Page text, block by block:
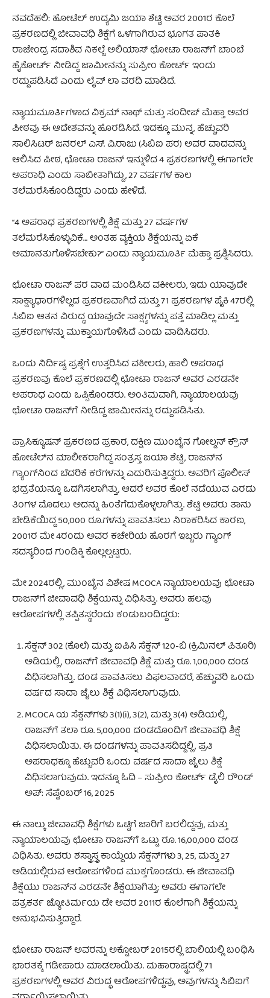
ನವದೆಹಲಿ: ಹೋಟೆಲ್ ಉದ್ಯಮಿ ಜಯಾ ಶೆಟ್ಟಿ ಅವರ 2001ರ ಕೊಲೆ
ಪ್ರಕರಣದಲ್ಲಿ ಜೀವಾವಧಿ ಶಿಕ್ಷೆಗೆ ಒಳಗಾಗಿರುವ ಭೂಗತ ಪಾತಕಿ
ರಾಜೇಂದ್ರ ಸದಾಶಿವ ನಿಕಲ್ಜೆ ಅಲಿಯಾಸ್ ಛೋಟಾ ರಾಜನ್‌ಗೆ ಬಾಂಬೆ
ಹೈಕೋರ್ಟ್ ನೀಡಿದ್ದ ಜಾಮೀನನ್ನು ಸುಪ್ರೀಂ ಕೋರ್ಟ್ ಇಂದು
ರದ್ದುಪಡಿಸಿದೆ ಎಂದು ಲೈವ್ ಲಾ ವರದಿ ಮಾಡಿದೆ.
ನ್ಯಾಯಮೂರ್ತಿಗಳಾದ ವಿಕ್ರಮ್ ನಾಥ್ ಮತ್ತು ಸಂದೀಪ್ ಮೆಹ್ತಾ ಅವರ
ಪೀಠವು ಈ ಆದೇಶವನ್ನು ಹೊರಡಿಸಿದೆ. ಇದಕ್ಕೂ ಮುನ್ನ, ಹೆಚ್ಚುವರಿ
ಸಾಲಿಸಿಟರ್ ಜನರಲ್ ಎಸ್‌. ವಿ.ರಾಜು (ಸಿಬಿಐ ಪರ) ಅವರ ವಾದವನ್ನು
ಆಲಿಸಿದ ಪೀಠ, ಛೋಟಾ ರಾಜನ್ ಇನ್ನುಳಿದ 4 ಪ್ರಕರಣಗಳಲ್ಲಿ ಈಗಾಗಲೇ
ಅಪರಾಧಿ ಎಂದು ಸಾಬೀತಾಗಿದ್ದು, 27 ವರ್ಷಗಳ ಕಾಲ
ತಲೆಮರೆಸಿಕೊಂಡಿದ್ದರು ಎಂದು ಹೇಳಿದೆ.
“4 ಅಪರಾಧ ಪ್ರಕರಣಗಳಲ್ಲಿ ಶಿಕ್ಷೆ ಮತ್ತು 27 ವರ್ಷಗಳ
ತಲೆಮರೆಸಿಕೊಳ್ಳುವಿಕೆ… ಅಂತಹ ವ್ಯಕ್ತಿಯ ಶಿಕ್ಷೆಯನ್ನು ಏಕೆ
ಅಮಾನತುಗೊಳಿಸಬೇಕು?” ಎಂದು ನ್ಯಾಯಮೂರ್ತಿ ಮೆಹ್ತಾ ಪ್ರಶ್ನಿಸಿದರು.
ಛೋಟಾ ರಾಜನ್ ಪರ ವಾದ ಮಂಡಿಸಿದ ವಕೀಲರು, ಇದು ಯಾವುದೇ
ಸಾಕ್ಷ್ಯಾಧಾರಗಳಿಲ್ಲದ ಪ್ರಕರಣವಾಗಿದೆ ಮತ್ತು 71 ಪ್ರಕರಣಗಳ ಪೈಕಿ 47ರಲ್ಲಿ
ಸಿಬಿಐ ಆತನ ವಿರುದ್ಧ ಯಾವುದೇ ಸಾಕ್ಷ್ಯಗಳನ್ನು ಪತ್ತೆ ಮಾಡಿಲ್ಲ ಮತ್ತು
ಪ್ರಕರಣಗಳನ್ನು ಮುಕ್ತಾಯಗೊಳಿಸಿದೆ ಎಂದು ವಾದಿಸಿದರು.
ಒಂದು ನಿರ್ದಿಷ್ಟ ಪ್ರಶ್ನೆಗೆ ಉತ್ತರಿಸಿದ ವಕೀಲರು, ಹಾಲಿ ಅಪರಾಧ
ಪ್ರಕರಣವು ಕೊಲೆ ಪ್ರಕರಣದಲ್ಲಿ ಛೋಟಾ ರಾಜನ್ ಅವರ ಎರಡನೇ
ಅಪರಾಧ ಎಂದು ಒಪ್ಪಿಕೊಂಡರು. ಅಂತಿಮವಾಗಿ, ನ್ಯಾಯಾಲಯವು
ಛೋಟಾ ರಾಜನ್‌ಗೆ ನೀಡಿದ್ದ ಜಾಮೀನನ್ನು ರದ್ದುಪಡಿಸಿತು.
ಪ್ರಾಸಿಕ್ಯೂಷನ್ ಪ್ರಕರಣದ ಪ್ರಕಾರ, ದಕ್ಷಿಣ ಮುಂಬೈನ ಗೋಲ್ಡನ್ ಕ್ರೌನ್
ಹೋಟೆಲ್‌ನ ಮಾಲೀಕರಾಗಿದ್ದ ಸಂತ್ರಸ್ತ ಜಯಾ ಶೆಟ್ಟಿ, ರಾಜನ್‌ನ
ಗ್ಯಾಂಗ್‌ನಿಂದ ಬೆದರಿಕೆ ಕರೆಗಳನ್ನು ಎದುರಿಸುತ್ತಿದ್ದರು. ಅವರಿಗೆ ಪೊಲೀಸ್
ಭದ್ರತೆಯನ್ನೂ ಒದಗಿಸಲಾಗಿತ್ತು, ಆದರೆ ಅವರ ಕೊಲೆ ನಡೆಯುವ ಎರಡು
ತಿಂಗಳ ಮೊದಲು ಅದನ್ನು ಹಿಂತೆಗೆದುಕೊಳ್ಳಲಾಗಿತ್ತು. ಶೆಟ್ಟಿ ಅವರು ತಾನು
ಬೇಡಿಕೆಯಿದ್ದ 50,000 ರೂ.ಗಳನ್ನು ಪಾವತಿಸಲು ನಿರಾಕರಿಸಿದ ಕಾರಣ,
2001ರ ಮೇ 4ರಂದು ಅವರ ಕಚೇರಿಯ ಹೊರಗೆ ಇಬ್ಬರು ಗ್ಯಾಂಗ್
ಸದಸ್ಯರಿಂದ ಗುಂಡಿಕ್ಕಿ ಕೊಲ್ಲಲ್ಪಟ್ಟರು.
ಮೇ 2024ರಲ್ಲಿ, ಮುಂಬೈನ ವಿಶೇಷ MCOCA ನ್ಯಾಯಾಲಯವು ಛೋಟಾ
ರಾಜನ್‌ಗೆ ಜೀವಾವಧಿ ಶಿಕ್ಷೆಯನ್ನು ವಿಧಿಸಿತ್ತು. ಅವರು ಹಲವು
ಆರೋಪಗಳಲ್ಲಿ ತಪ್ಪಿತಸ್ಥರೆಂದು ಕಂಡುಬಂದಿದ್ದರು:
ಸೆಕ್ಷನ್ 302 (ಕೊಲೆ) ಮತ್ತು ಐಪಿಸಿ ಸೆಕ್ಷನ್ 120-ಬಿ (ಕ್ರಿಮಿನಲ್ ಪಿತೂರಿ)
ಅಡಿಯಲ್ಲಿ, ರಾಜನ್‌ಗೆ ಜೀವಾವಧಿ ಶಿಕ್ಷೆ ಮತ್ತು ರೂ. 1,00,000 ದಂಡ
ವಿಧಿಸಲಾಗಿತ್ತು. ದಂಡ ಪಾವತಿಸಲು ವಿಫಲವಾದರೆ, ಹೆಚ್ಚುವರಿ ಒಂದು
ವರ್ಷದ ಸಾದಾ ಜೈಲು ಶಿಕ್ಷೆ ವಿಧಿಸಲಾಗುವುದು.
MCOCA ಯ ಸೆಕ್ಷನ್‌ಗಳು 3(1)(i), 3(2), ಮತ್ತು 3(4) ಅಡಿಯಲ್ಲಿ,
ರಾಜನ್‌ಗೆ ತಲಾ ರೂ. 5,00,000 ದಂಡದೊಂದಿಗೆ ಜೀವಾವಧಿ ಶಿಕ್ಷೆ
ವಿಧಿಸಲಾಯಿತು. ಈ ದಂಡಗಳನ್ನು ಪಾವತಿಸದಿದ್ದಲ್ಲಿ, ಪ್ರತಿ
ಅಪರಾಧಕ್ಕೂ ಹೆಚ್ಚುವರಿ ಒಂದು ವರ್ಷದ ಸಾದಾ ಜೈಲು ಶಿಕ್ಷೆ
ವಿಧಿಸಲಾಗುವುದು. ಇದನ್ನೂ ಓದಿ – ಸುಪ್ರೀಂ ಕೋರ್ಟ್ ಡೈಲಿ ರೌಂಡ್
ಅಪ್: ಸೆಪ್ಟೆಂಬರ್ 16, 2025
ಈ ನಾಲ್ಕು ಜೀವಾವಧಿ ಶಿಕ್ಷೆಗಳು ಒಟ್ಟಿಗೆ ಜಾರಿಗೆ ಬರಲಿದ್ದವು, ಮತ್ತು
ನ್ಯಾಯಾಲಯವು ಛೋಟಾ ರಾಜನ್‌ಗೆ ಒಟ್ಟು ರೂ. 16,00,000 ದಂಡ
ವಿಧಿಸಿತು. ಅವರು ಶಸ್ತ್ರಾಸ್ತ್ರ ಕಾಯ್ದೆಯ ಸೆಕ್ಷನ್‌ಗಳು 3, 25, ಮತ್ತು 27
ಅಡಿಯಲ್ಲಿರುವ ಆರೋಪಗಳಿಂದ ಮುಕ್ತಗೊಂಡರು. ಈ ಜೀವಾವಧಿ
ಶಿಕ್ಷೆಯು ರಾಜನ್‌ನ ಎರಡನೇ ಶಿಕ್ಷೆಯಾಗಿತ್ತು; ಅವರು ಈಗಾಗಲೇ
ಪತ್ರಕರ್ತ ಜ್ಯೋತಿರ್ಮಯ ಡೇ ಅವರ 2011ರ ಕೊಲೆಗಾಗಿ ಶಿಕ್ಷೆಯನ್ನು
ಅನುಭವಿಸುತ್ತಿದ್ದಾರೆ.
ಛೋಟಾ ರಾಜನ್ ಅವರನ್ನು ಅಕ್ಟೋಬರ್ 2015ರಲ್ಲಿ ಬಾಲಿಯಲ್ಲಿ ಬಂಧಿಸಿ
ಭಾರತಕ್ಕೆ ಗಡೀಪಾರು ಮಾಡಲಾಯಿತು. ಮಹಾರಾಷ್ಟ್ರದಲ್ಲಿ 71
ಪ್ರಕರಣಗಳಲ್ಲಿ ಅವರ ವಿರುದ್ಧ ಆರೋಪಗಳಿದ್ದವು, ಅವುಗಳನ್ನು ಸಿಬಿಐಗೆ